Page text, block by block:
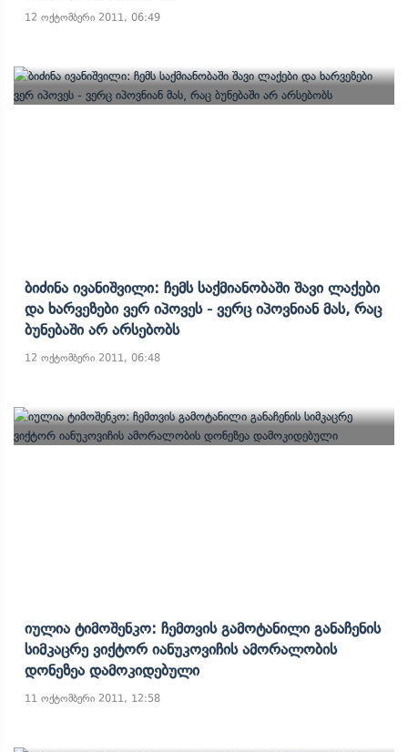
12 ოქტომბერი 2011, 06:49
Ბიძინა Ივანიშვილი: Ჩემს Საქმიანობაში Შავი Ლაქები
Და Ხარვეზები Ვერ Იპოვეს - Ვერც Იპოვნიან Მას, Რაც
Ბუნებაში Არ Არსებობს
12 ოქტომბერი 2011, 06:48
Იულია Ტიმოშენკო: Ჩემთვის Გამოტანილი Განაჩენის
Სიმკაცრე Ვიქტორ Იანუკოვიჩის Ამორალობის
Დონეზეა Დამოკიდებული
11 ოქტომბერი 2011, 12:58